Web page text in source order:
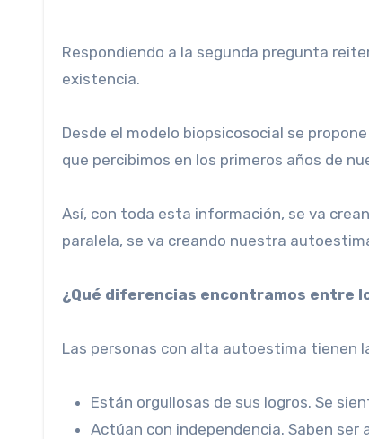
Respondiendo a la segunda pregunta
existencia.
Desde el modelo biopsicosocial se
que percibimos en los primeros años de
Así, con toda esta información, se va
paralela, se va creando nuestra
¿Qué diferencias encontramos entre
Las personas con alta autoestima tienen
Están orgullosas de sus logros. Se
Actúan con independencia. Saben